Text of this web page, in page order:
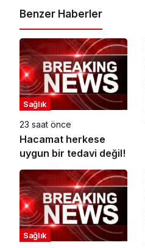
Benzer Haberler
Sağlık
23 saat önce
Hacamat herkese
uygun bir tedavi değil!
Sağlık